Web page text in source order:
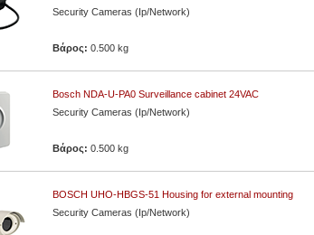
Security Cameras (Ip/Network)
Βάρος:0.500 kg
Bosch NDA-U-PA0 Surveillance cabinet 24VAC
Security Cameras (Ip/Network)
Βάρος:0.500 kg
BOSCH UHO-HBGS-51 Housing for external mounting
Security Cameras (Ip/Network)